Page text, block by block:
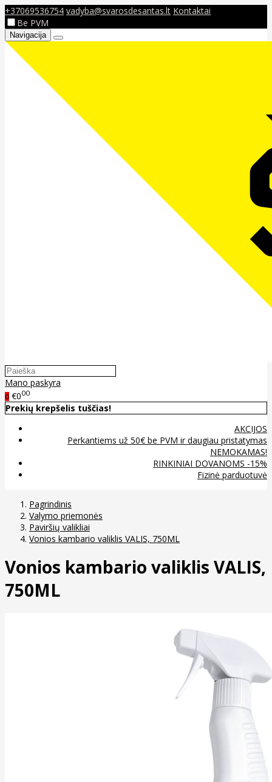
+37069536754 vadyba@svarosdesantas.lt Kontaktai
Be PVM
Navigacija
Mano paskyra
0 €000
Prekių krepšelis tuščias!
AKCIJOS
Perkantiems už 50€ be PVM ir daugiau pristatymas
NEMOKAMAS!
RINKINIAI DOVANOMS -15%
Fizinė parduotuvė
Pagrindinis
Valymo priemonės
Paviršių valikliai
Vonios kambario valiklis VALIS, 750ML
Vonios kambario valiklis VALIS,
750ML